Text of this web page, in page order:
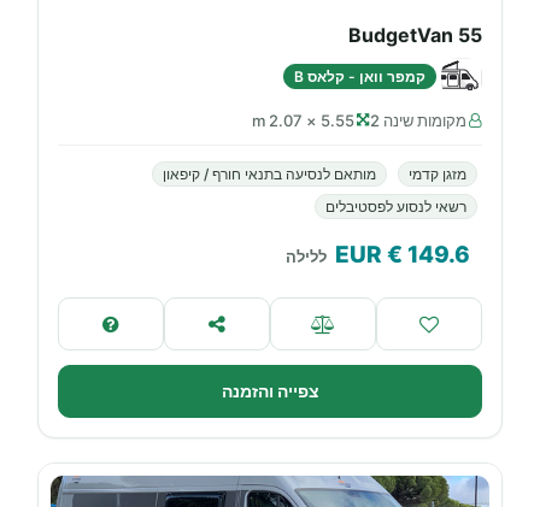
BudgetVan 55
קמפר וואן - קלאס B
מקומות שינה 2 5.55 × 2.07 m
מזגן קדמי
מותאם לנסיעה בתנאי חורף / קיפאון
רשאי לנסוע לפסטיבלים
149.6
€ EUR ללילה
צפייה והזמנה